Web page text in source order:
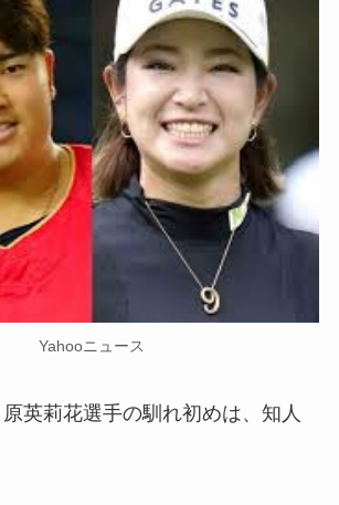
Yahooニュース
英莉花選手の馴れ初めは、知人